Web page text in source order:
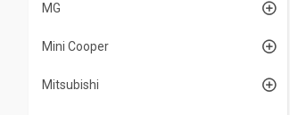
MG
Mini Cooper
Mitsubishi